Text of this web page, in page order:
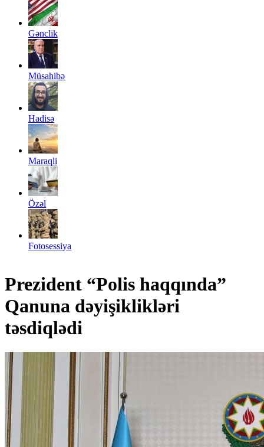
Gənclik
Müsahibə
Hadisə
Maraqli
Özəl
Fotosessiya
Prezident “Polis haqqında”
Qanuna dəyişiklikləri
təsdiqlədi